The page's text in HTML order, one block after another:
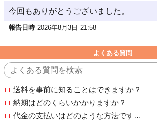
今回もありがとうございました。
報告日時 2026年8月3日 21:58
よくある質問
送料を事前に知ることはできますか？
納期はどのくらいかかりますか？
代金の支払いはどのような方法ですか？